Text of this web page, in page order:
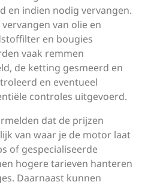
en indien nodig vervangen.
van olie en
en bougies
vaak remmen
de ketting gesmeerd en
en eventueel
controles uitgevoerd.
dat de prijzen
van waar je de motor laat
of gespecialiseerde
hogere tarieven hanteren
Daarnaast kunnen